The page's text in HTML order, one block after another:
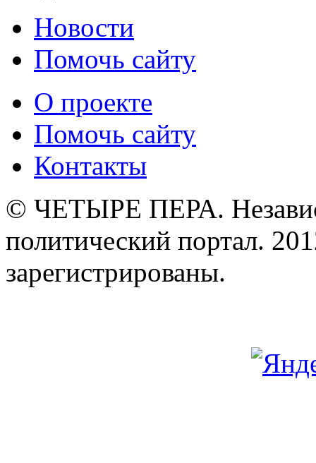
Новости
Помочь сайту
О проекте
Помочь сайту
Контакты
© ЧЕТЫРЕ ПЕРА.
политический портал.
зарегистрированы.